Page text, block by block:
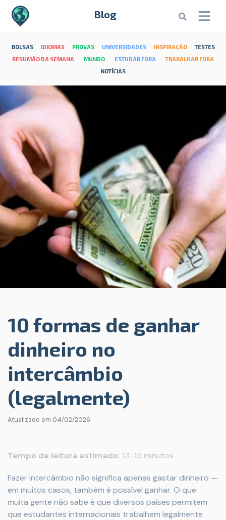
Blog
BOLSAS IDIOMAS PROVAS UNIVERSIDADES INSPIRAÇÃO
TESTES
RESUMÃO DA SEMANA
MUNDO ESTUDAR FORA
TRABALHAR FORA
NOTÍCIAS
10 formas de ganhar
dinheiro no
intercâmbio
(legalmente)
Atualizado em 04/02/2026
Tempo de leitura estimado: 13–15 minutos
Fazer intercâmbio não significa apenas gastar dinheiro —
em muitos casos, também é possível ganhar. O que
muita gente não sabe é que diversos países permitem
que estudantes internacionais trabalhem legalmente